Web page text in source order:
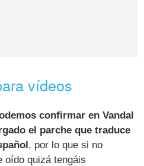
vídeos
confirmar en Vandal
el parche que traduce
, por lo que si no
oído quizá tengáis